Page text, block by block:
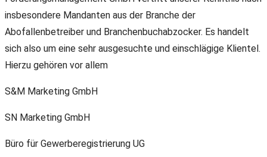
insbesondere Mandanten aus der Branche der
Abofallenbetreiber und Branchenbuchabzocker. Es handelt
sich also um eine sehr ausgesuchte und einschlägige Klientel.
Hierzu gehören vor allem
S&M Marketing GmbH
SN Marketing GmbH
Büro für Gewerberegistrierung UG